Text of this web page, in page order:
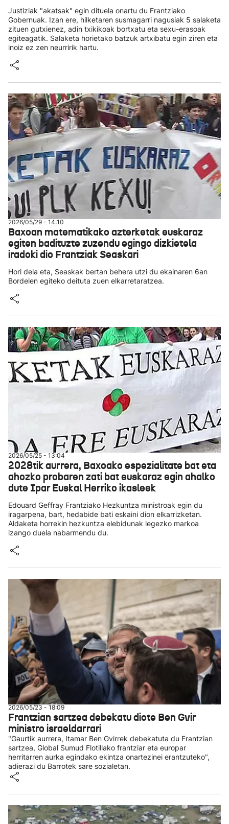
Justiziak "akatsak" egin dituela onartu du Frantziako
Gobernuak. Izan ere, hilketaren susmagarri nagusiak 5 salaketa
zituen gutxienez, adin txikikoak bortxatu eta sexu-erasoak
egiteagatik. Salaketa horietako batzuk artxibatu egin ziren eta
inoiz ez zen neurririk hartu.
2026/05/29 - 14:10
Baxoan matematikako azterketak euskaraz
egiten badituzte zuzendu egingo dizkietela
iradoki dio Frantziak Seaskari
Hori dela eta, Seaskak bertan behera utzi du ekainaren 6an
Bordelen egiteko deituta zuen elkarretaratzea.
2026/05/25 - 13:04
2028tik aurrera, Baxoako espezialitate bat eta
ahozko probaren zati bat euskaraz egin ahalko
dute Ipar Euskal Herriko ikasleek
Edouard Geffray Frantziako Hezkuntza ministroak egin du
iragarpena, bart, hedabide bati eskaini dion elkarrizketan.
Aldaketa horrekin hezkuntza elebidunak legezko markoa
izango duela nabarmendu du.
2026/05/23 - 18:09
Frantzian sartzea debekatu diote Ben Gvir
ministro israeldarrari
"Gaurtik aurrera, Itamar Ben Gvirrek debekatuta du Frantzian
sartzea, Global Sumud Flotillako frantziar eta europar
herritarren aurka egindako ekintza onartezinei erantzuteko",
adierazi du Barrotek sare sozialetan.